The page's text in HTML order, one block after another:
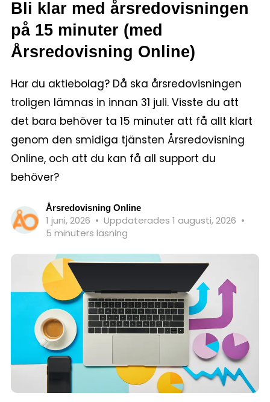
Bli klar med årsredovisningen
på 15 minuter (med
Årsredovisning Online)
Har du aktiebolag? Då ska årsredovisningen
troligen lämnas in innan 31 juli. Visste du att
det bara behöver ta 15 minuter att få allt klart
genom den smidiga tjänsten Årsredovisning
Online, och att du kan få all support du
behöver?
Årsredovisning Online
1 juni, 2026 • Uppdaterades 1 augusti, 2026 •
5 minuters läsning